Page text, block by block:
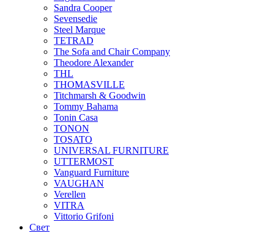
Sandra Cooper
Sevensedie
Steel Marque
TETRAD
The Sofa and Chair Company
Theodore Alexander
THL
THOMASVILLE
Titchmarsh & Goodwin
Tommy Bahama
Tonin Casa
TONON
TOSATO
UNIVERSAL FURNITURE
UTTERMOST
Vanguard Furniture
VAUGHAN
Verellen
VITRA
Vittorio Grifoni
Свет